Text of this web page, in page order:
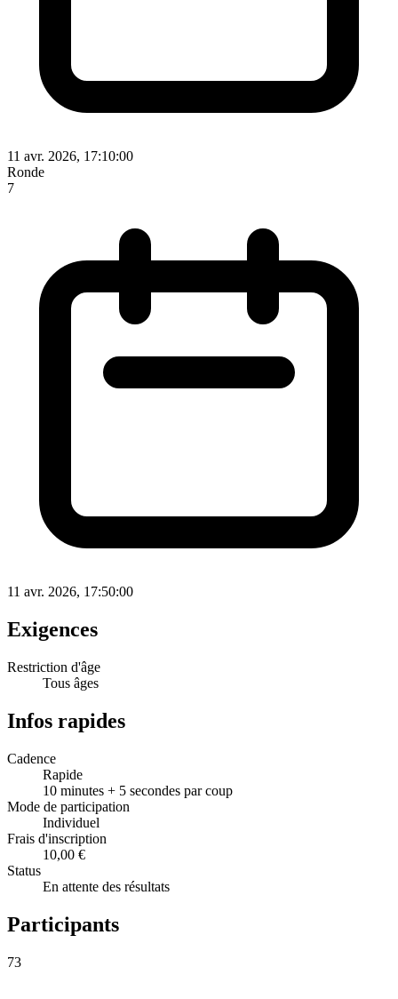
11 avr. 2026, 17:10:00
Ronde
7
11 avr. 2026, 17:50:00
Exigences
Restriction d'âge
Tous âges
Infos rapides
Cadence
Rapide
10 minutes + 5 secondes par coup
Mode de participation
Individuel
Frais d'inscription
10,00 €
Status
En attente des résultats
Participants
73